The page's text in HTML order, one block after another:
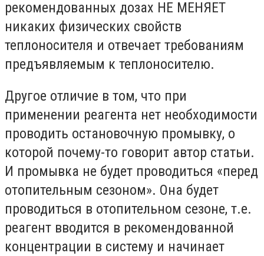
рекомендованных дозах НЕ МЕНЯЕТ
никаких физических свойств
теплоносителя и отвечает требованиям
предъявляемым к теплоносителю.
Другое отличие в том, что при
применении реагента нет необходимости
проводить остановочную промывку, о
которой почему-то говорит автор статьи.
И промывка не будет проводиться «перед
отопительным сезоном». Она будет
проводиться в отопительном сезоне, т.е.
реагент вводится в рекомендованной
концентрации в систему и начинает